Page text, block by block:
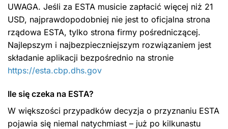
UWAGA. Jeśli za ESTA musicie zapłacić więcej niż 21
USD, najprawdopodobniej nie jest to oficjalna strona
rządowa ESTA, tylko strona firmy pośredniczącej.
Najlepszym i najbezpieczniejszym rozwiązaniem jest
składanie aplikacji bezpośrednio na stronie
https://esta.cbp.dhs.gov
Ile się czeka na ESTA?
W większości przypadków decyzja o przyznaniu ESTA
pojawia się niemal natychmiast – już po kilkunastu